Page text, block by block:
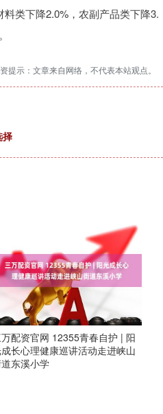
类下降2.0%，农副产品类下降3.
提示：文章来自网络，不代表本站观点。
择
配资官网 12355青春自护 | 阳
长心理健康巡讲活动走进峡山
东溪小学